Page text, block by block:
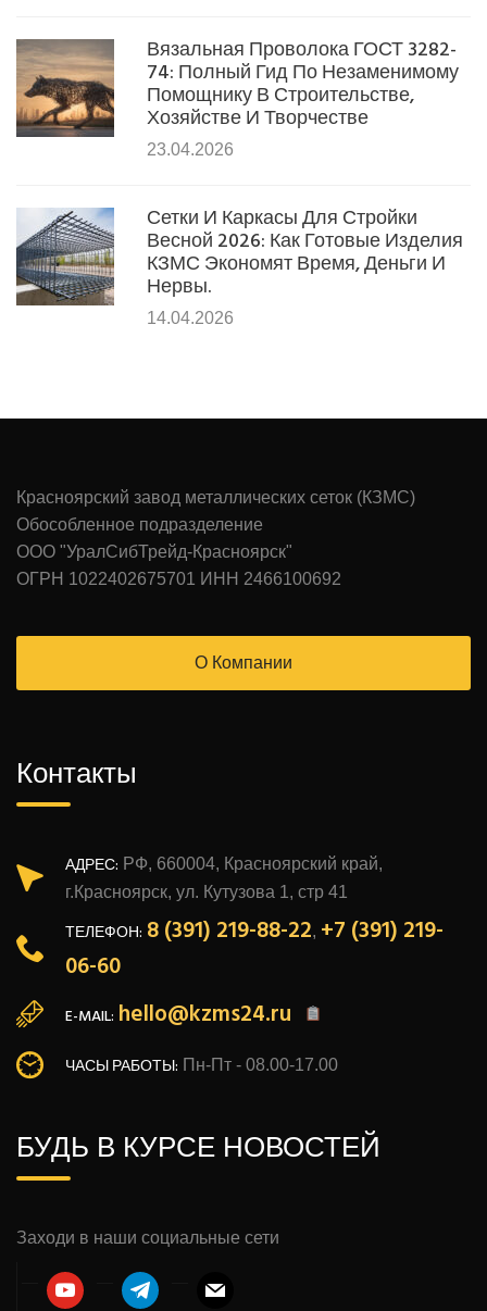
Вязальная Проволока ГОСТ 3282-
74: Полный Гид По Незаменимому
Помощнику В Строительстве,
Хозяйстве И Творчестве
23.04.2026
Сетки И Каркасы Для Стройки
Весной 2026: Как Готовые Изделия
КЗМС Экономят Время, Деньги И
Нервы.
14.04.2026
Красноярский завод металлических сеток (КЗМС)
Обособленное подразделение
ООО "УралСибТрейд-Красноярск"
ОГРН 1022402675701 ИНН 2466100692
О Компании
Контакты
АДРЕС: РФ, 660004, Красноярский край,
г.Красноярск, ул. Кутузова 1, стр 41
ТЕЛЕФОН: 8 (391) 219-88-22, +7 (391) 219-
06-60
E-MAIL: hello@kzms24.ru
ЧАСЫ РАБОТЫ: Пн-Пт - 08.00-17.00
БУДЬ В КУРСЕ НОВОСТЕЙ
Заходи в наши социальные сети
youtube telegram mail